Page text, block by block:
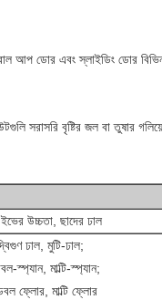
আপ ডোর এবং স্লাইডিং ডোর
সরাসরি বৃষ্টির জল বা তুষার গলিয়ে
উচ্চতা, ছাদের ঢাল
ঢাল, মুটি-ঢাল;
স্প্যান, মাল্টি-স্প্যান;
ফ্লোর, মাল্টি ফ্লোর